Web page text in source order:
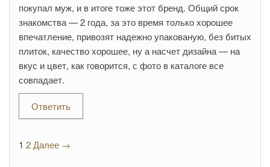
покупал муж, и в итоге тоже этот бренд. Общий срок
знакомства — 2 года, за это время только хорошее
впечатление, привозят надежно упакованую, без битых
плиток, качество хорошее, ну а насчет дизайна — на
вкус и цвет, как говорится, с фото в каталоге все
совпадает.
Ответить
1 2Далее →